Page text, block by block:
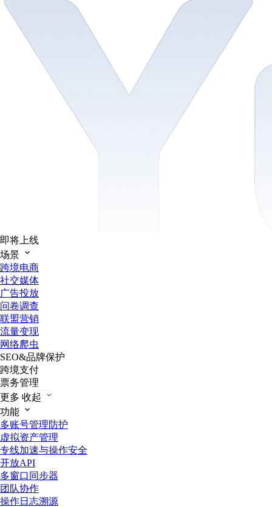
即将上线
场景
跨境电商
社交媒体
广告投放
问卷调查
联盟营销
流量变现
网络爬虫
SEO&品牌保护
跨境支付
票务管理
更多 收起
功能
多账号管理防护
虚拟资产管理
专线加速与操作安全
开放API
多窗口同步器
团队协作
操作日志溯源